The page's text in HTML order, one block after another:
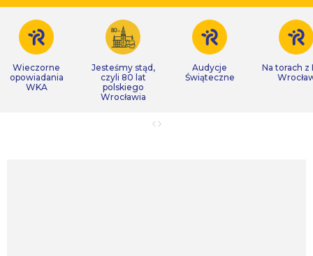
Wieczorne
opowiadania
WKA
Jesteśmy stąd,
czyli 80 lat
polskiego
Wrocławia
Audycje
Świąteczne
Na torach z